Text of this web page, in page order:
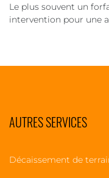
Le plus souvent un
intervention pour une
AUTRES SERVICES
Décaissement de